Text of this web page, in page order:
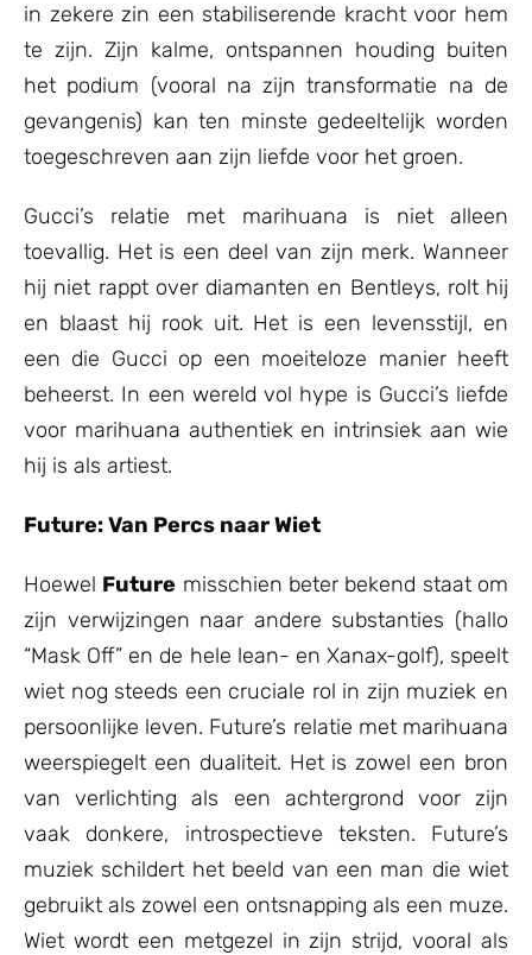
in zekere zin een stabiliserende kracht voor hem
te zijn. Zijn kalme, ontspannen houding buiten
het podium (vooral na zijn transformatie na de
gevangenis) kan ten minste gedeeltelijk worden
toegeschreven aan zijn liefde voor het groen.
Gucci’s relatie met marihuana is niet alleen
toevallig. Het is een deel van zijn merk. Wanneer
hij niet rappt over diamanten en Bentleys, rolt hij
en blaast hij rook uit. Het is een levensstijl, en
een die Gucci op een moeiteloze manier heeft
beheerst. In een wereld vol hype is Gucci’s liefde
voor marihuana authentiek en intrinsiek aan wie
hij is als artiest.
Future: Van Percs naar Wiet
Hoewel Future misschien beter bekend staat om
zijn verwijzingen naar andere substanties (hallo
“Mask Off” en de hele lean- en Xanax-golf), speelt
wiet nog steeds een cruciale rol in zijn muziek en
persoonlijke leven. Future’s relatie met marihuana
weerspiegelt een dualiteit. Het is zowel een bron
van verlichting als een achtergrond voor zijn
vaak donkere, introspectieve teksten. Future’s
muziek schildert het beeld van een man die wiet
gebruikt als zowel een ontsnapping als een muze.
Wiet wordt een metgezel in zijn strijd, vooral als